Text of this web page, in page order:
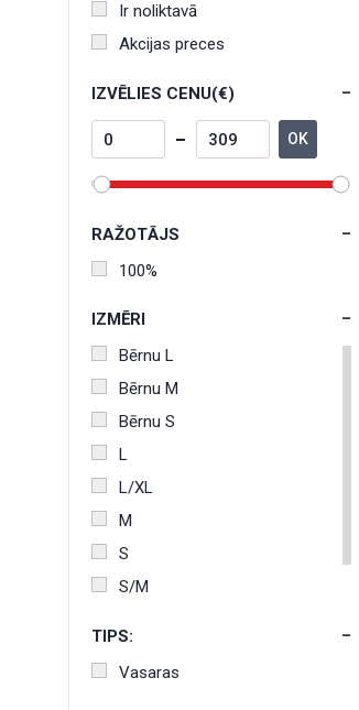
Ir noliktavā
Akcijas preces
IZVĒLIES CENU(€)
OK
RAŽOTĀJS
100%
IZMĒRI
Bērnu L
Bērnu M
Bērnu S
L
L/XL
M
S
S/M
TIPS:
Vasaras